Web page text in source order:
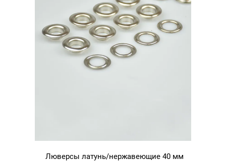
Люверсы латунь/нержавеющие 40 мм